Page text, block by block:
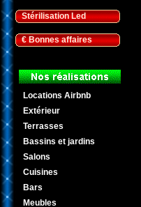
Stérilisation Led
€ Bonnes affaires
Locations Airbnb
Extérieur
Terrasses
Bassins et jardins
Salons
Cuisines
Bars
Meubles